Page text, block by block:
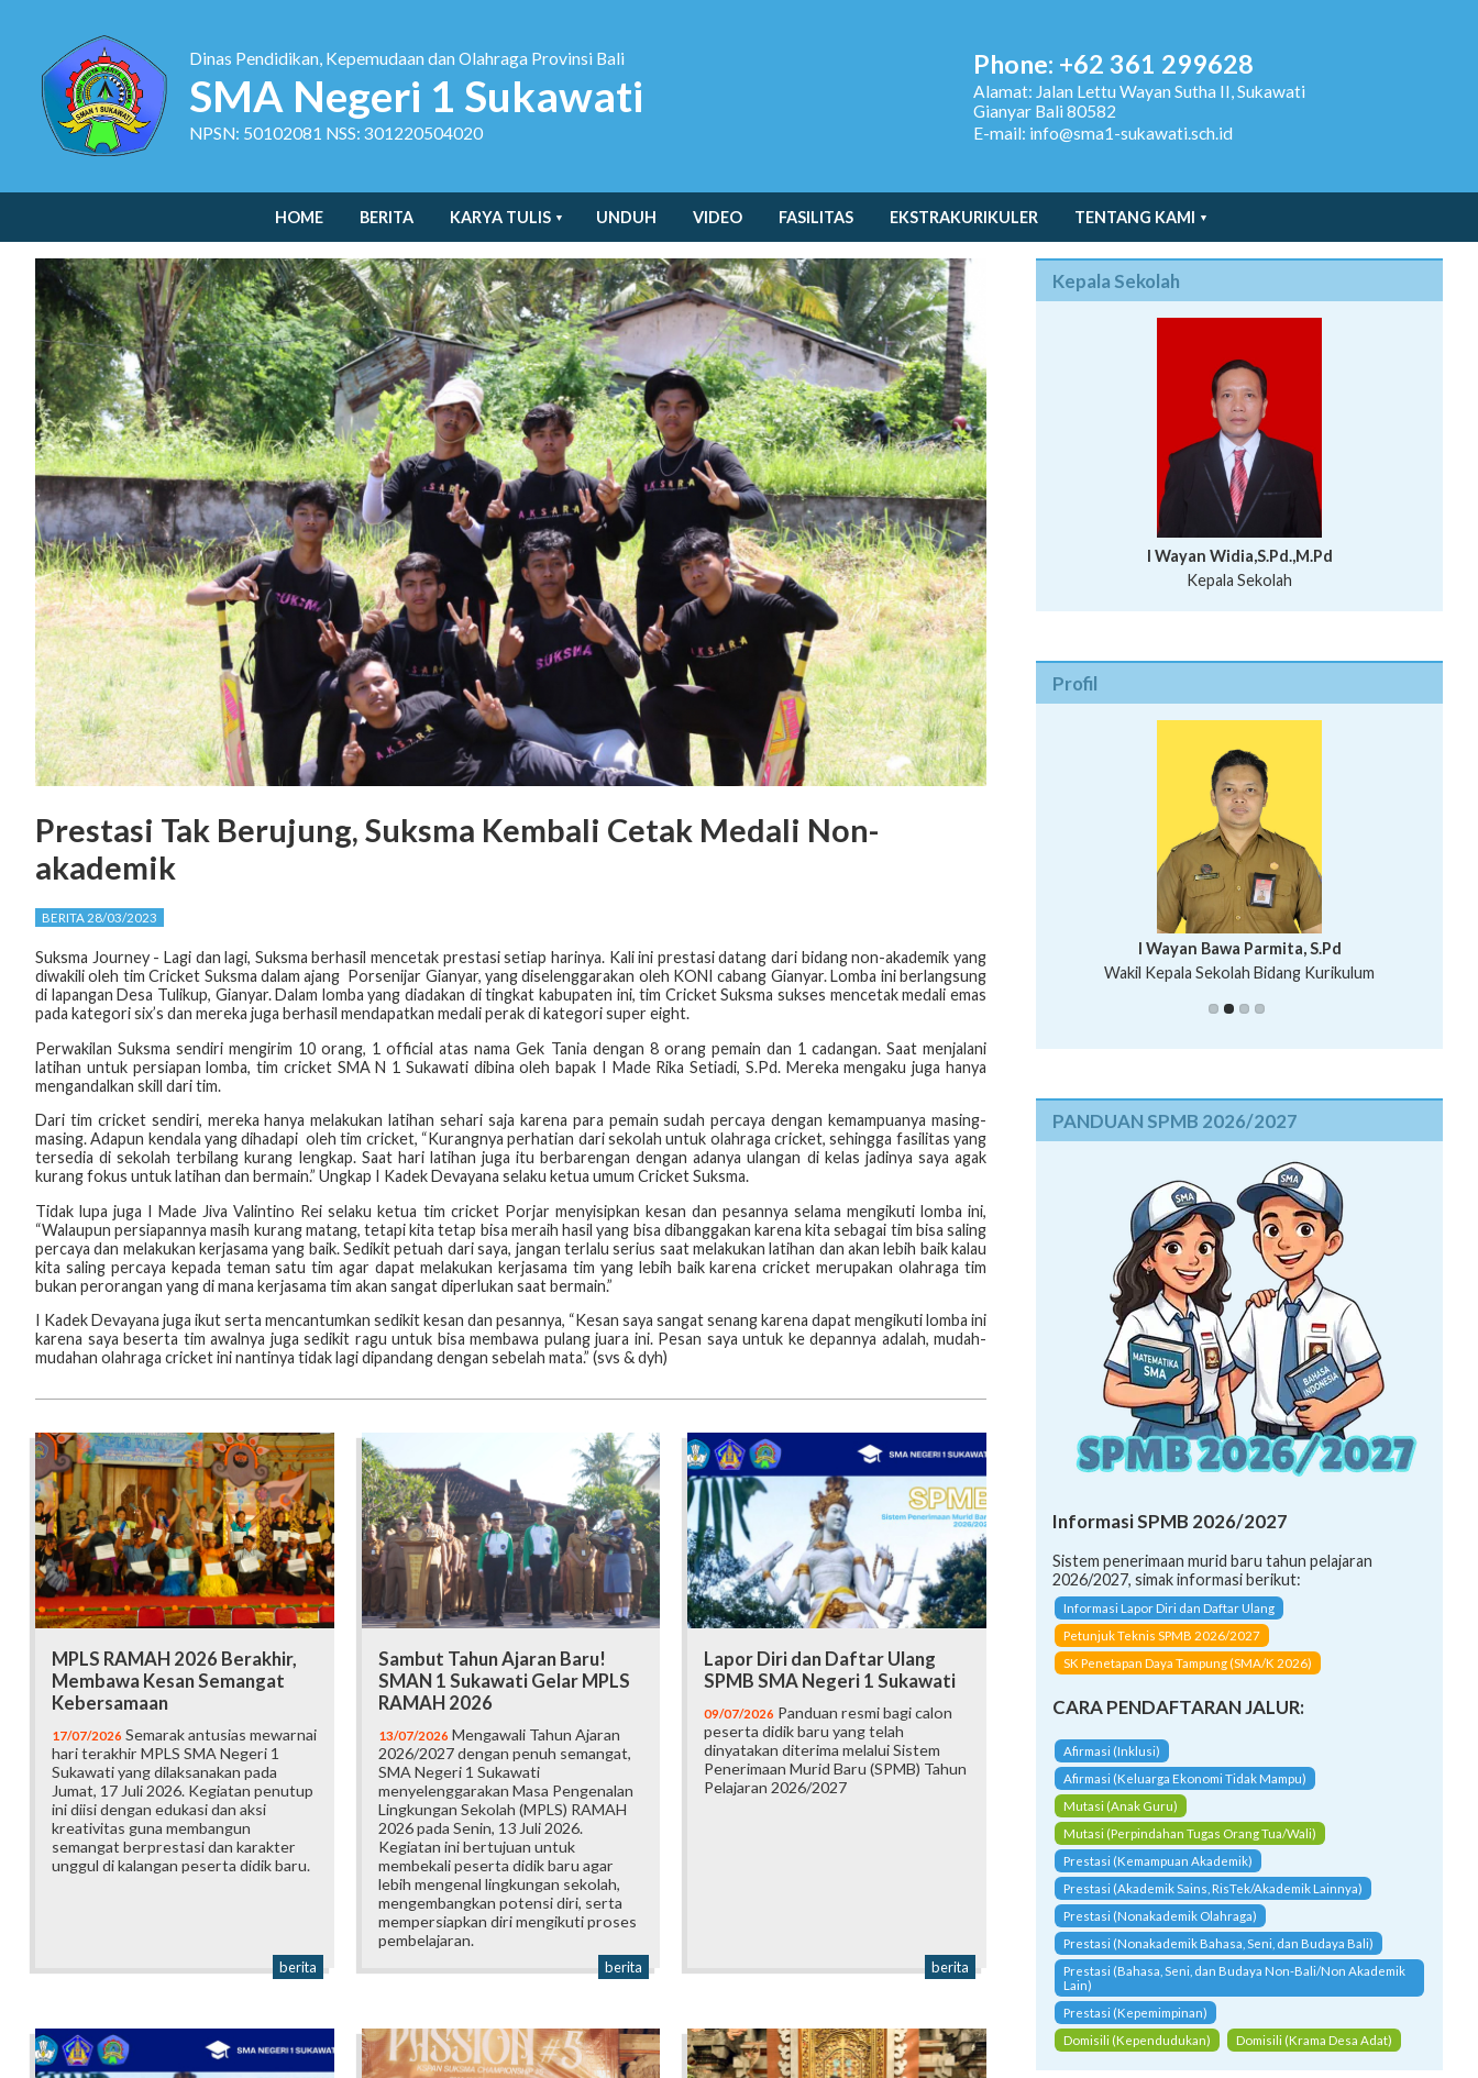
Dinas Pendidikan, Kepemudaan dan Olahraga Provinsi Bali
SMA Negeri 1 Sukawati
NPSN: 50102081 NSS: 301220504020
Phone: +62 361 299628
Alamat: Jalan Lettu Wayan Sutha II, Sukawati
Gianyar Bali 80582
E-mail: info@sma1-sukawati.sch.id
HOME BERITA KARYA TULIS UNDUH VIDEO FASILITAS EKSTRAKURIKULER TENTANG KAMI
Prestasi Tak Berujung, Suksma Kembali Cetak Medali Non-
akademik
BERITA 28/03/2023
Suksma Journey - Lagi dan lagi, Suksma berhasil mencetak prestasi setiap harinya. Kali ini prestasi datang dari bidang non-akademik yang
diwakili oleh tim Cricket Suksma dalam ajang Porsenijar Gianyar, yang diselenggarakan oleh KONI cabang Gianyar. Lomba ini berlangsung
di lapangan Desa Tulikup, Gianyar. Dalam lomba yang diadakan di tingkat kabupaten ini, tim Cricket Suksma sukses mencetak medali emas
pada kategori six’s dan mereka juga berhasil mendapatkan medali perak di kategori super eight.
Perwakilan Suksma sendiri mengirim 10 orang, 1 official atas nama Gek Tania dengan 8 orang pemain dan 1 cadangan. Saat menjalani
latihan untuk persiapan lomba, tim cricket SMA N 1 Sukawati dibina oleh bapak I Made Rika Setiadi, S.Pd. Mereka mengaku juga hanya
mengandalkan skill dari tim.
Dari tim cricket sendiri, mereka hanya melakukan latihan sehari saja karena para pemain sudah percaya dengan kemampuanya masing-
masing. Adapun kendala yang dihadapi oleh tim cricket, “Kurangnya perhatian dari sekolah untuk olahraga cricket, sehingga fasilitas yang
tersedia di sekolah terbilang kurang lengkap. Saat hari latihan juga itu berbarengan dengan adanya ulangan di kelas jadinya saya agak
kurang fokus untuk latihan dan bermain.” Ungkap I Kadek Devayana selaku ketua umum Cricket Suksma.
Tidak lupa juga I Made Jiva Valintino Rei selaku ketua tim cricket Porjar menyisipkan kesan dan pesannya selama mengikuti lomba ini,
“Walaupun persiapannya masih kurang matang, tetapi kita tetap bisa meraih hasil yang bisa dibanggakan karena kita sebagai tim bisa saling
percaya dan melakukan kerjasama yang baik. Sedikit petuah dari saya, jangan terlalu serius saat melakukan latihan dan akan lebih baik kalau
kita saling percaya kepada teman satu tim agar dapat melakukan kerjasama tim yang lebih baik karena cricket merupakan olahraga tim
bukan perorangan yang di mana kerjasama tim akan sangat diperlukan saat bermain.”
I Kadek Devayana juga ikut serta mencantumkan sedikit kesan dan pesannya, “Kesan saya sangat senang karena dapat mengikuti lomba ini
karena saya beserta tim awalnya juga sedikit ragu untuk bisa membawa pulang juara ini. Pesan saya untuk ke depannya adalah, mudah-
mudahan olahraga cricket ini nantinya tidak lagi dipandang dengan sebelah mata.” (svs & dyh)
MPLS RAMAH 2026 Berakhir,
Membawa Kesan Semangat
Kebersamaan
17/07/2026 Semarak antusias mewarnai
hari terakhir MPLS SMA Negeri 1
Sukawati yang dilaksanakan pada
Jumat, 17 Juli 2026. Kegiatan penutup
ini diisi dengan edukasi dan aksi
kreativitas guna membangun
semangat berprestasi dan karakter
unggul di kalangan peserta didik baru.
berita
Sambut Tahun Ajaran Baru!
SMAN 1 Sukawati Gelar MPLS
RAMAH 2026
13/07/2026 Mengawali Tahun Ajaran
2026/2027 dengan penuh semangat,
SMA Negeri 1 Sukawati
menyelenggarakan Masa Pengenalan
Lingkungan Sekolah (MPLS) RAMAH
2026 pada Senin, 13 Juli 2026.
Kegiatan ini bertujuan untuk
membekali peserta didik baru agar
lebih mengenal lingkungan sekolah,
mengembangkan potensi diri, serta
mempersiapkan diri mengikuti proses
pembelajaran.
berita
Lapor Diri dan Daftar Ulang
SPMB SMA Negeri 1 Sukawati
09/07/2026 Panduan resmi bagi calon
peserta didik baru yang telah
dinyatakan diterima melalui Sistem
Penerimaan Murid Baru (SPMB) Tahun
Pelajaran 2026/2027
berita
Kepala Sekolah
I Wayan Widia,S.Pd.,M.Pd
Kepala Sekolah
Profil
Putu Suhartana, S.Pd.
I Wayan Bawa Parmita, S.Pd
Wakil Kepala Sekolah Bidang Kurikulum
I Wayan Gede Aditya Pratita, S.Pd., M.Sn
Ni Wayan Nopi Sutantri, S.Pd.
PANDUAN SPMB 2026/2027
Informasi SPMB 2026/2027
Sistem penerimaan murid baru tahun pelajaran
2026/2027, simak informasi berikut:
Informasi Lapor Diri dan Daftar Ulang
Petunjuk Teknis SPMB 2026/2027
SK Penetapan Daya Tampung (SMA/K 2026)
CARA PENDAFTARAN JALUR:
Afirmasi (Inklusi)
Afirmasi (Keluarga Ekonomi Tidak Mampu)
Mutasi (Anak Guru)
Mutasi (Perpindahan Tugas Orang Tua/Wali)
Prestasi (Kemampuan Akademik)
Prestasi (Akademik Sains, RisTek/Akademik Lainnya)
Prestasi (Nonakademik Olahraga)
Prestasi (Nonakademik Bahasa, Seni, dan Budaya Bali)
Prestasi (Bahasa, Seni, dan Budaya Non-Bali/Non Akademik
Lain)
Prestasi (Kepemimpinan)
Domisili (Kependudukan)
Domisili (Krama Desa Adat)